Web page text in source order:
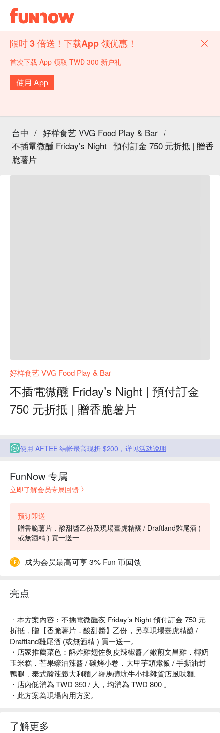
限时 3 倍送！下载App 领优惠！
首次下载 App 领取 TWD 300 新户礼
使用 App
台中 / 好样食艺 VVG Food Play & Bar /
不插電微醺 Friday’s Night | 預付訂金 750 元折抵 | 贈香
脆薯片
好样食艺 VVG Food Play & Bar
不插電微醺 Friday’s Night | 預付訂金
750 元折抵 | 贈香脆薯片
使用 AFTEE 结帐最高现折 $200，详见活动说明
FunNow 专属
立即了解会员专属回馈
预订即送
贈香脆薯片．酸甜醬乙份及現場臺虎精釀 / Draftland雞尾酒 (
或無酒精 ) 買一送一
成为会员最高可享 3% Fun 币回馈
亮点
・本方案內容：不插電微醺夜 Friday’s Night 預付訂金 750 元
折抵，贈【香脆薯片．酸甜醬】乙份，另享現場臺虎精釀 /
Draftland雞尾酒 (或無酒精 ) 買一送一。
・店家推薦菜色：酥炸雞翅佐剝皮辣椒醬／嫩煎文昌雞．椰奶
玉米糕．芒果蠔油辣醬 / 碳烤小卷．大甲芋頭燉飯 / 手撕油封
鴨腿．泰式酸辣義大利麵／羅馬礦坑牛小排雜貨店風味麵。
・店內低消為 TWD 350 / 人，均消為 TWD 800 。
・此方案為現場內用方案。
了解更多